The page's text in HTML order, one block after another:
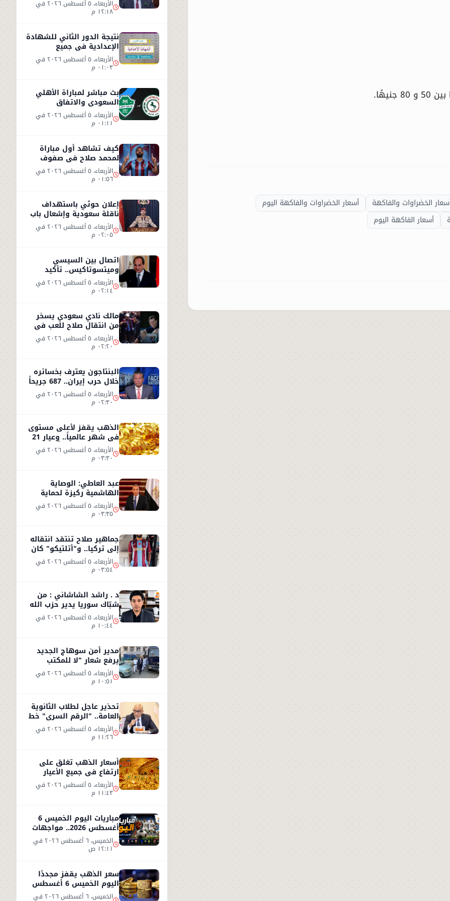
الخضراوات والفاكهة
أسعار الخضراوات والفاكهة اليوم
أسعار الفاكهة اليوم
الأربعاء، ٥ أغسطس ٢٠٢٦ في
١٢:١٨ م
نتيجة الدور الثاني للشهادة
الإعدادية في جميع
المحافظات الأربعاء، ٥ أغسطس ٢٠٢٦ في
٠١:٠٣ م
بث مباشر لمباراة الأهلي
السعودي والاتفاق
الأربعاء، ٥ أغسطس ٢٠٢٦ في
٠١:١١ م
كيف تشاهد أول مباراة
لمحمد صلاح في صفوف
طرابزون سبور التركي الأربعاء، ٥ أغسطس ٢٠٢٦ في
٠١:٥٦ م
إعلان حوثي باستهداف
ناقلة سعودية وإشعال باب
المندب الأربعاء، ٥ أغسطس ٢٠٢٦ في
٠٢:٠٥ م
اتصال بين السيسي
وميتسوتاكيس.. تأكيد
مصري على دعم اليونان بعد
حرائق الغابات الأربعاء، ٥ أغسطس ٢٠٢٦ في
٠٢:١٤ م
مالك نادي سعودي يسخر
من انتقال صلاح للعب في
تركيا ورفضه روشن الأربعاء، ٥ أغسطس ٢٠٢٦ في
٠٢:٢٠ م
البنتاجون يعترف بخسائره
خلال حرب إيران.. 687 جريحاً
واستنزاف 80% من
الصواريخ الأربعاء، ٥ أغسطس ٢٠٢٦ في
٠٢:٣٠ م
الذهب يقفز لأعلى مستوى
في شهر عالمياً.. وعيار 21
يسجل 5930 جنيهاً الأربعاء، ٥ أغسطس ٢٠٢٦ في
٠٣:٣٠ م
عبد العاطي: الوصاية
الهاشمية ركيزة لحماية
مقدسات القدس ومصر
ترفض مخططات التهويد
الأربعاء، ٥ أغسطس ٢٠٢٦ في
٠٣:٣٥ م
جماهير صلاح تنتقد انتقاله
إلى تركيا.. و"أتلتيكو" كان
الخيار الأفضل الأربعاء، ٥ أغسطس ٢٠٢٦ في
٠٣:٥٤ م
د . راشد الشاشاني : من
شبّاك سوريا يدير حزب الله
وجهه نحو السعوديّة الأربعاء، ٥ أغسطس ٢٠٢٦ في
١٠:٤٤ م
مدير أمن سوهاج الجديد
يرفع شعار "لا للمكتب
المكيف" الأربعاء، ٥ أغسطس ٢٠٢٦ في
١٠:٥١ م
تحذير عاجل لطلاب الثانوية
العامة.. "الرقم السري" خط
أحمر الأربعاء، ٥ أغسطس ٢٠٢٦ في
١١:٢٦ م
أسعار الذهب تغلق على
ارتفاع في جميع الأعيار
الأربعاء، ٥ أغسطس ٢٠٢٦ في
١١:٤٣ م
مباريات اليوم الخميس 6
أغسطس 2026.. مواجهات
نارية في التصفيات
الأوروبية والوديات الخميس، ٦ أغسطس ٢٠٢٦ في
١٢:١١ ص
سعر الذهب يقفز مجددًا
اليوم الخميس 6 أغسطس
2026.. وعيار 21 يسجل هذا
الخميس، ٦ أغسطس ٢٠٢٦ في